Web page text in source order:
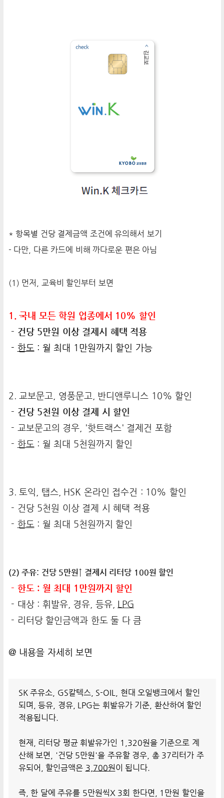
* 항목별 건당 결제금액 조건에 유의해서 보기
- 다만, 다른 카드에 비해 까다로운 편은 아님
(1) 먼저, 교육비 할인부터 보면
1. 국내 모든 학원 업종에서 10% 할인
- 건당 5만원 이상 결제시 혜택 적용
- 한도: 월 최대 1만원까지 할인 가능
2. 교보문고, 영풍문고, 반디앤루니스 10% 할인
- 건당 5천원 이상 결제 시 할인
- 교보문고의 경우, '핫트랙스' 결제건 포함
- 한도: 월 최대 5천원까지 할인
3. 토익, 탭스, HSK 온라인 접수건 : 10% 할인
- 건당 5천원 이상 결제 시 혜택 적용
- 한도: 월 최대 5천원까지 할인
(2) 주유: 건당 5만원↑ 결제시 리터당 100원 할인
- 한도 : 월 최대 1만원까지 할인
- 대상 : 휘발유, 경유, 등유,
LPG
- 리터당 할인금액과 한도 둘 다 큼
@ 내용을 자세히 보면
SK 주유소, GS칼텍스, S-OIL, 현대 오일뱅크에서 할인
되며, 등유, 경유, LPG는 휘발유가 기준, 환산하여 할인
적용됩니다.
현재, 리터당 평균 휘발유가인 1,320원을 기준으로 계
산해 보면, '건당 5만원'을 주유할 경우, 총 37리터가 주
유되어, 할인금액은 3,700원이 됩니다.
즉, 한 달에 주유를 5만원씩X 3회 한다면, 1만원 할인을